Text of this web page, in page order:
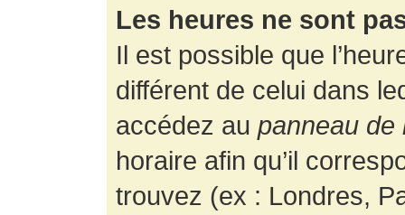
Les heures ne sont
Il est possible que
différent de celui dans
accédez au panneau de
horaire afin qu’il
trouvez (ex : Londres,